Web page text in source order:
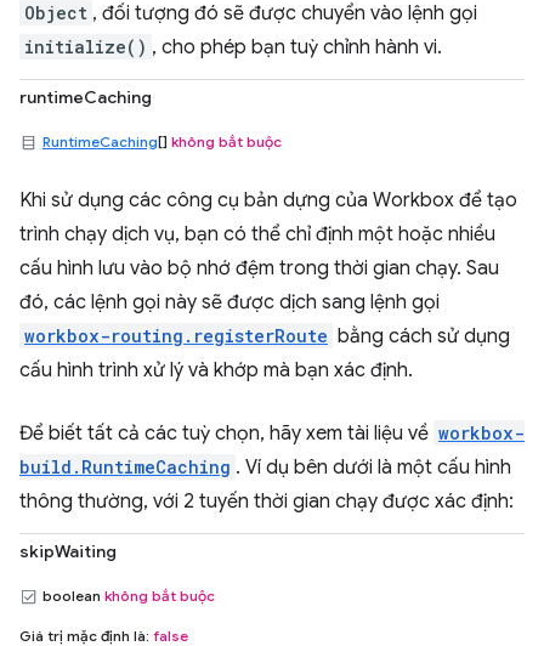
Object , đối tượng đó sẽ được chuyển vào lệnh gọi
initialize() , cho phép bạn tuỳ chỉnh hành vi.
runtimeCaching
RuntimeCaching[] không bắt buộc
Khi sử dụng các công cụ bản dựng của Workbox để tạo
trình chạy dịch vụ, bạn có thể chỉ định một hoặc nhiều
cấu hình lưu vào bộ nhớ đệm trong thời gian chạy. Sau
đó, các lệnh gọi này sẽ được dịch sang lệnh gọi
workbox-routing.registerRoute bằng cách sử dụng
cấu hình trình xử lý và khớp mà bạn xác định.
Để biết tất cả các tuỳ chọn, hãy xem tài liệu về workbox-
build.RuntimeCaching . Ví dụ bên dưới là một cấu hình
thông thường, với 2 tuyến thời gian chạy được xác định:
skipWaiting
boolean không bắt buộc
Giá trị mặc định là: false